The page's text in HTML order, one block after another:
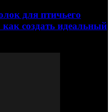
для птичьего
создать идеальный